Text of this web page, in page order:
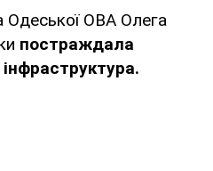
Одеської ОВА Олега
постраждала